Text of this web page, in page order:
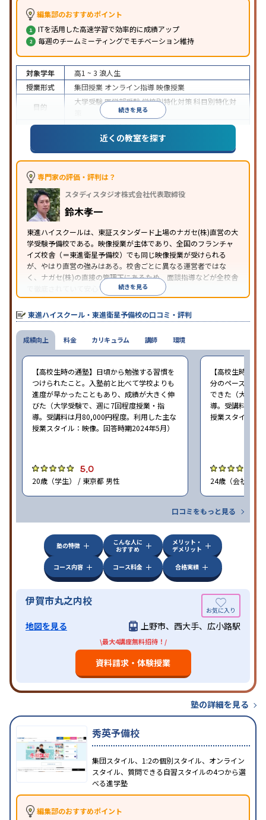
編集部のおすすめポイント
ITを活用した高速学習で効率的に成績アップ
毎週のチームミーティングでモチベーション維持
続きを見る
対象学年 高1 ~ 3 浪人生
授業形式
集団授業 オンライン指導映像授業
目的
大学受験医学部受験学校別特化対策科目別特化対
特待生・奨学金制度あり授業の振替可能学習に
PC・タブレットを利用1科目から受講可能
習のみの受講可
※2024年6月調査。大学受験塾・予備校のアンケート調査方法を参照
近くの教室を探す
専門家の評価・評判は？
スタディスタジオ株式会社代表取締役
鈴木孝一
東進ハイスクールは、東証スタンダード上場のナガセ(株)直営の大
学受験予備校である。映像授業が主体であり、全国のフランチャ
イズ校舎（＝東進衛星予備校）でも同じ映像授業が受けられる
が、やはり直営の強みはある。校舎ごとに異なる運営者ではな
く、ナガセ(株)の直接の管理下にあるため、面談指導などが全校舎
で徹底されていて安心できる。
東進衛星予備校は、運営会社により指導方針や校舎のルールが異
なる。体験授業では、授業のみで判断するのではなく、担当者や
校舎雰囲気、校舎での合格実績などを確認すると良いだろう。
続きを見る
東進ハイスクール・東進衛星予備校の口コミ・評判
成績向上
【高校生時の通塾】日頃から勉強する習慣を
つけられたこと。入塾前と比べて学校よりも
進度が早かったこともあり、成績が大きく伸
びた（大学受験で、週に7回程度授業・指
導。受講料は月80,000円程度。利用した主な
授業スタイル：映像。回答時期2024年5月）
5.0
20歳（学生） / 東京都 男性
【高校生時の通
分のペースで進
できた（大学受
導。受講料は月
授業スタイル：
24歳（会社員<
口コミをもっと見る
料金 カリキュラム 講師 環境
塾の特徴
こんな人に
おすすめ
メリット・
デメリット
コース内容
コース料金 合格実績
伊賀市丸之内校
地図を見る 上野市、西大手、広小路駅
\最大4講座無料招待！/
資料請求・体験授業
塾の詳細を見る
秀英予備校
集団スタイル、1:2の個別スタイル、オンライン
スタイル、質問できる自習スタイルの4つから選
べる進学塾
編集部のおすすめポイント